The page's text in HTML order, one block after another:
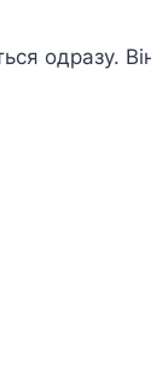
одразу.